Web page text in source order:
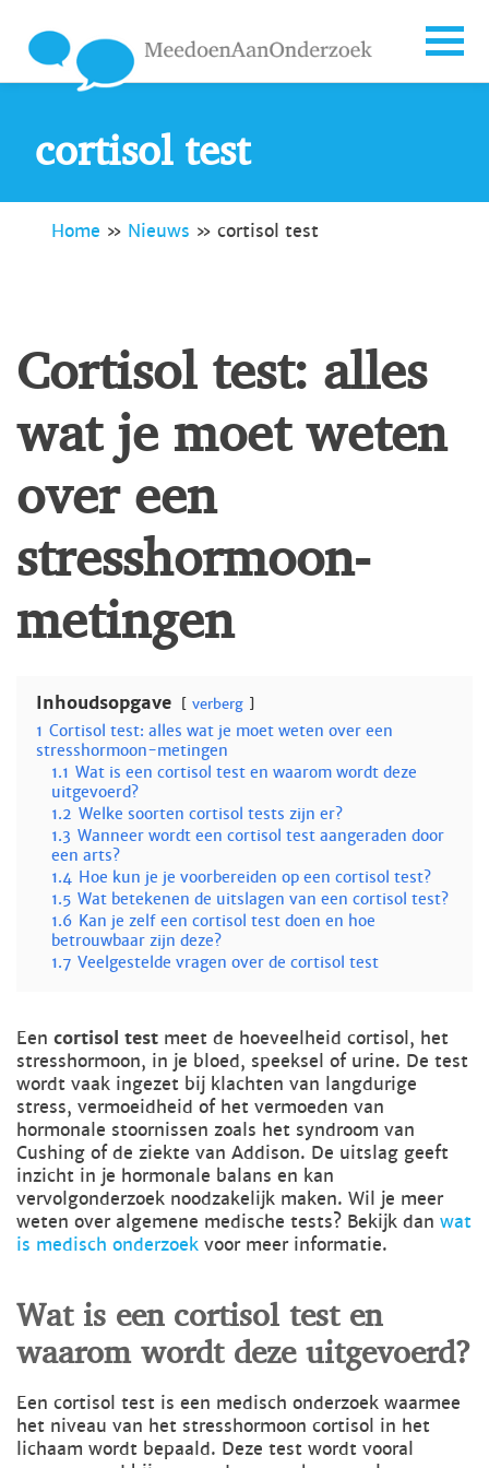
cortisol test
Home » Nieuws » cortisol test
Cortisol test: alles
wat je moet weten
over een
stresshormoon-
metingen
Inhoudsopgave verberg
1 Cortisol test: alles wat je moet weten over een
stresshormoon-metingen
1.1 Wat is een cortisol test en waarom wordt deze
uitgevoerd?
1.2 Welke soorten cortisol tests zijn er?
1.3 Wanneer wordt een cortisol test aangeraden door
een arts?
1.4 Hoe kun je je voorbereiden op een cortisol test?
1.5 Wat betekenen de uitslagen van een cortisol test?
1.6 Kan je zelf een cortisol test doen en hoe
betrouwbaar zijn deze?
1.7 Veelgestelde vragen over de cortisol test
Een cortisol test meet de hoeveelheid cortisol, het
stresshormoon, in je bloed, speeksel of urine. De test
wordt vaak ingezet bij klachten van langdurige
stress, vermoeidheid of het vermoeden van
hormonale stoornissen zoals het syndroom van
Cushing of de ziekte van Addison. De uitslag geeft
inzicht in je hormonale balans en kan
vervolgonderzoek noodzakelijk maken. Wil je meer
weten over algemene medische tests? Bekijk dan wat
is medisch onderzoek voor meer informatie.
Wat is een cortisol test en
waarom wordt deze uitgevoerd?
Een cortisol test is een medisch onderzoek waarmee
het niveau van het stresshormoon cortisol in het
lichaam wordt bepaald. Deze test wordt vooral